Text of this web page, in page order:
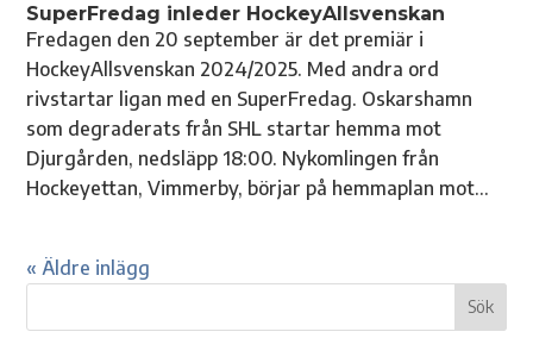
SuperFredag inleder HockeyAllsvenskan
Fredagen den 20 september är det premiär i
HockeyAllsvenskan 2024/2025. Med andra ord
rivstartar ligan med en SuperFredag. Oskarshamn
som degraderats från SHL startar hemma mot
Djurgården, nedsläpp 18:00. Nykomlingen från
Hockeyettan, Vimmerby, börjar på hemmaplan mot...
« Äldre inlägg